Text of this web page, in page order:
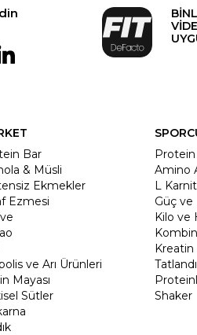
Bar
& Müsli
Ekmekler
Ezmesi
ve Arı Ürünleri
Mayası
Sütler
Protein
Amino
L
Güç ve
Kilo ve
Kreatin
Shaker